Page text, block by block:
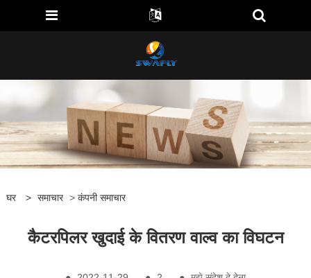
घर > समाचार > कंपनी समाचार
कैटरपिलर खुदाई के वितरण वाल्व का विघटन